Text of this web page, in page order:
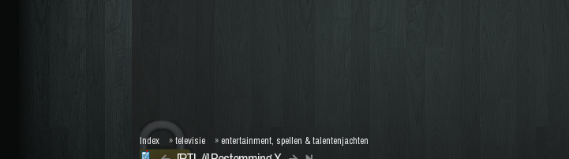
Index »televisie » entertainment, spellen & talentenjachten